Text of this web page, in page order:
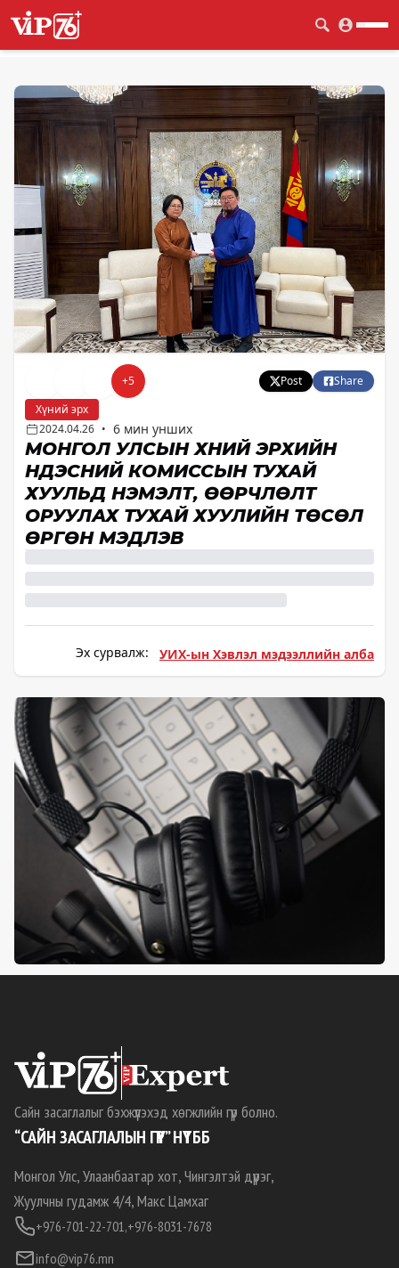
+5 Post
Share
Хүний эрх
2024.04.26 • 6 мин унших
МОНГОЛ УЛСЫН ХҮНИЙ ЭРХИЙН
ҮНДЭСНИЙ КОМИССЫН ТУХАЙ
ХУУЛЬД НЭМЭЛТ, ӨӨРЧЛӨЛТ
ОРУУЛАХ ТУХАЙ ХУУЛИЙН ТӨСӨЛ
ӨРГӨН МЭДҮҮЛЭВ
Эх сурвалж: УИХ-ын Хэвлэл мэдээллийн алба
Сайн засаглалыг бэхжүүлэхэд хөгжлийн гүүр болно.
“САЙН ЗАСАГЛАЛЫН ГҮҮР” НҮТББ
Монгол Улс, Улаанбаатар хот, Чингэлтэй дүүрэг,
Жуулчны гудамж 4/4, Макс Цамхаг
+976-701-22-701,+976-8031-7678
info@vip76.mn